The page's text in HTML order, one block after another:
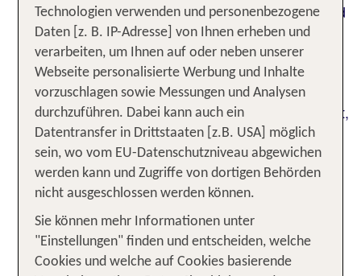
Tagen, feiern, motivieren. Weit weg vom Alltag und
vor ungewohnt schöner Kulisse entwickeln sich
frische Ideen, ungewöhnliche Perspektiven und
ganz neue Wege des Miteinanders. Tagen Sie in
einem Umfeld, in dem alles anders ist als gewohnt
und erleben Sie, wie Leistungsreserven mobilisiert,
Geschäftsbeziehungen gefestigt und neue
Lösungen für altbekannte Probleme gefunden
werden. Unser erfahrenes Team plant und
organisiert jedes gewünschte Detail. Die Anreise
inkl. Flug und Airporttransfers und die
Hotelbuchung über TUI GroupTravel Sales, den
Rest übernehmen die Spezialisten im Club direkt!
Technologien verwenden und personenbezogene
Daten [z. B. IP-Adresse] von Ihnen erheben und
verarbeiten, um Ihnen auf oder neben unserer
Webseite personalisierte Werbung und Inhalte
vorzuschlagen sowie Messungen und Analysen
durchzuführen. Dabei kann auch ein
Datentransfer in Drittstaaten [z.B. USA] möglich
sein, wo vom EU-Datenschutzniveau abgewichen
werden kann und Zugriffe von dortigen Behörden
nicht ausgeschlossen werden können.
Sie können mehr Informationen unter
"Einstellungen" finden und entscheiden, welche
Cookies und welche auf Cookies basierende